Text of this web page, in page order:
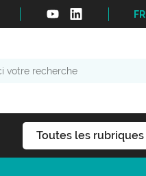
FR
Toutes les rubriques